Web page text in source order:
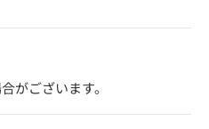
がございます。